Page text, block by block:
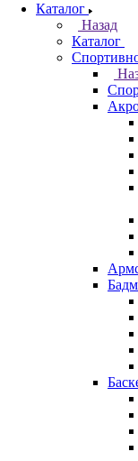
Каталог
Назад
Каталог